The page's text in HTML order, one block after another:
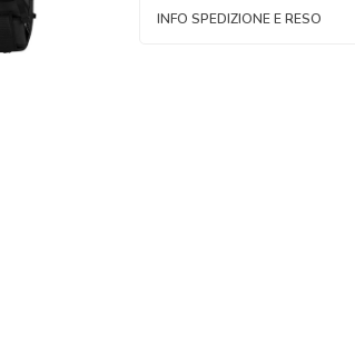
INFO SPEDIZIONE E RESO